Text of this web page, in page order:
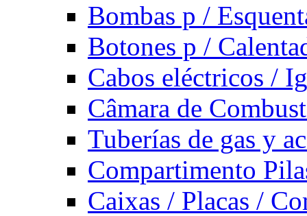
Bombas p /
Botones p /
Cabos eléctricos /
Câmara de
Tuberías de gas y
Compartimento
Caixas / Placas /